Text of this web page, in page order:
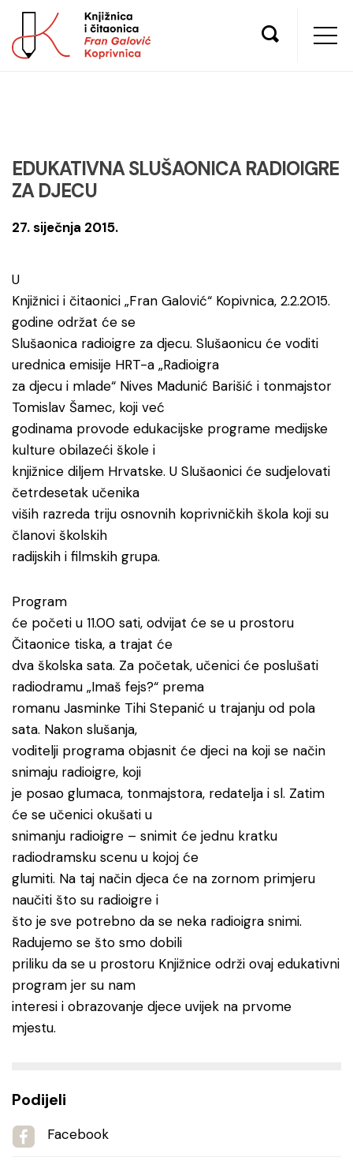
EDUKATIVNA SLUŠAONICA RADIOIGRE
ZA DJECU
27. siječnja 2015.
U
Knjižnici i čitaonici „Fran Galović“ Kopivnica, 2.2.2015.
godine održat će se
Slušaonica radioigre za djecu. Slušaonicu će voditi
urednica emisije HRT-a „Radioigra
za djecu i mlade“ Nives Madunić Barišić i tonmajstor
Tomislav Šamec, koji već
godinama provode edukacijske programe medijske
kulture obilazeći škole i
knjižnice diljem Hrvatske. U Slušaonici će sudjelovati
četrdesetak učenika
viših razreda triju osnovnih koprivničkih škola koji su
članovi školskih
radijskih i filmskih grupa.
Program
će početi u 11.00 sati, odvijat će se u prostoru
Čitaonice tiska, a trajat će
dva školska sata. Za početak, učenici će poslušati
radiodramu „Imaš fejs?“ prema
romanu Jasminke Tihi Stepanić u trajanju od pola
sata. Nakon slušanja,
voditelji programa objasnit će djeci na koji se način
snimaju radioigre, koji
je posao glumaca, tonmajstora, redatelja i sl. Zatim
će se učenici okušati u
snimanju radioigre – snimit će jednu kratku
radiodramsku scenu u kojoj će
glumiti. Na taj način djeca će na zornom primjeru
naučiti što su radioigre i
što je sve potrebno da se neka radioigra snimi.
Radujemo se što smo dobili
priliku da se u prostoru Knjižnice održi ovaj edukativni
program jer su nam
interesi i obrazovanje djece uvijek na prvome
mjestu.
Podijeli
Facebook